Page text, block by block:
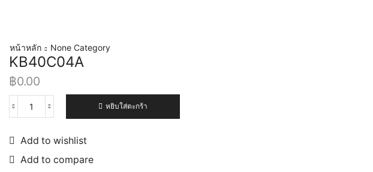
หน้าหลัก None Category
KB40C04A
฿0.00
หยิบใส่ตะกร้า
Add to wishlist
Add to compare